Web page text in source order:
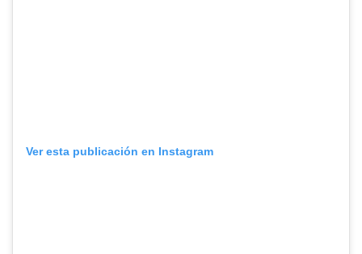
Ver esta publicación en Instagram